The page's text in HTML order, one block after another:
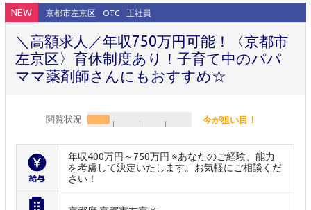
NEW 京都市左京区 OTC 正社員
＼高額求人／年収750万円可能！〈京都市
左京区〉育休制度あり！子育て中のパパ
ママ薬剤師さんにもおすすめ☆
閲覧状況 今が狙い目！
年収400万円～750万円 ※あなたのご経験、能力
を考慮して決定いたします。お気軽にご相談くだ
さい！